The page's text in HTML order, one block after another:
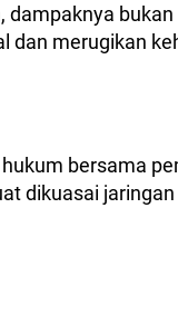
dan merugikan
bersama
dikuasai